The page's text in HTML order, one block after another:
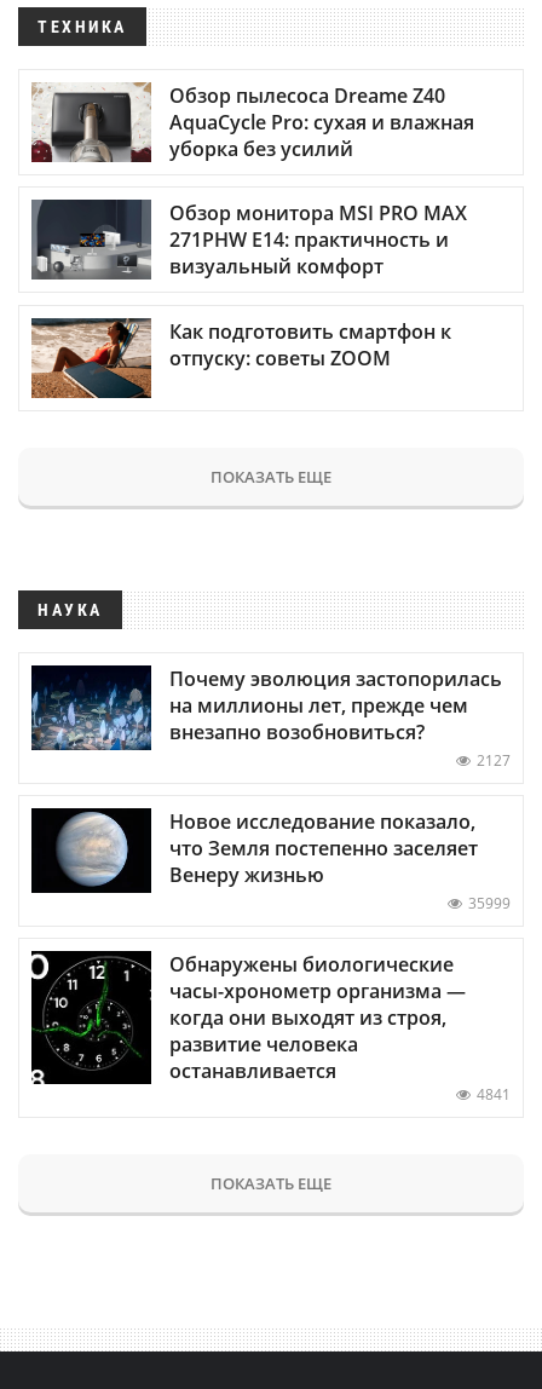
ТЕХНИКА
Обзор пылесоса Dreame Z40
AquaCycle Pro: сухая и влажная
уборка без усилий
Обзор монитора MSI PRO MAX
271PHW E14: практичность и
визуальный комфорт
Как подготовить смартфон к
отпуску: советы ZOOM
ПОКАЗАТЬ ЕЩЕ
НАУКА
Почему эволюция застопорилась
на миллионы лет, прежде чем
внезапно возобновиться?
2127
Новое исследование показало,
что Земля постепенно заселяет
Венеру жизнью
35999
Обнаружены биологические
часы-хронометр организма —
когда они выходят из строя,
развитие человека
останавливается
4841
ПОКАЗАТЬ ЕЩЕ